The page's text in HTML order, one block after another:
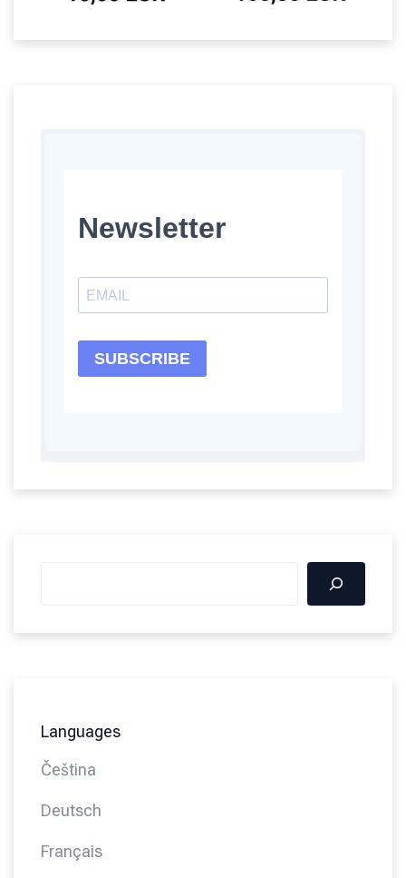
Languages
Čeština
Deutsch
Français